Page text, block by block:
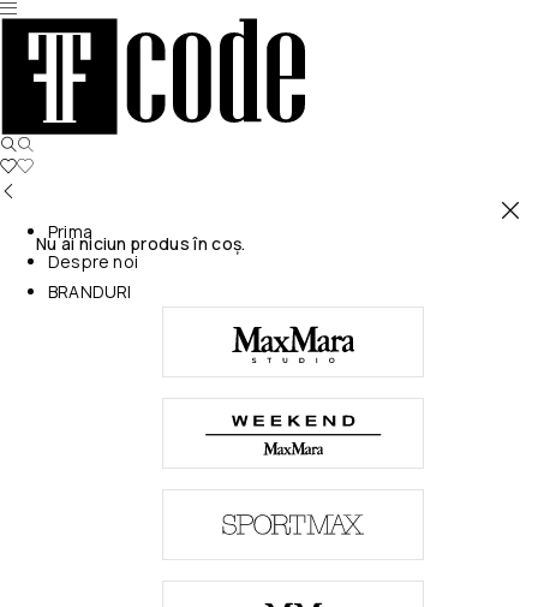
Nu ai niciun produs în coș.
Prima
Despre noi
BRANDURI